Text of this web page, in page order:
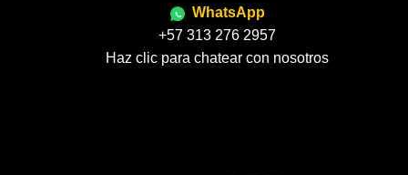
WhatsApp
+57 313 276 2957
Haz clic para chatear con nosotros